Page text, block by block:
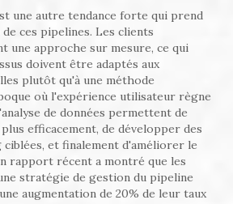
une autre tendance forte qui prend
ces pipelines. Les clients
une approche sur mesure, ce qui
doivent être adaptés aux
plutôt qu'à une méthode
où l'expérience utilisateur règne
de données permettent de
efficacement, de développer des
ciblées, et finalement d'améliorer le
rapport récent a montré que les
stratégie de gestion du pipeline
augmentation de 20% de leur taux